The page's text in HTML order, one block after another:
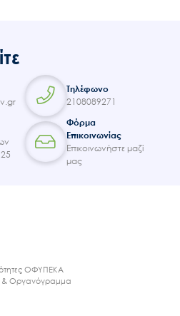
Τηλέφωνο
2108089271
Φόρμα
Επικοινωνίας
Επικοινωνήστε μαζί
μας
ΟΦΥΠΕΚΑ
& Οργανόγραμμα